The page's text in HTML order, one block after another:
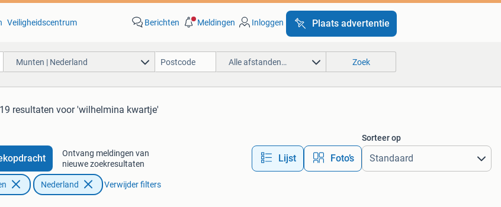
Veiligheidscentrum Berichten Meldingen Inloggen Plaats advertentie
Munten | Nederland Alle afstanden… Zoek
resultaten voor 'wilhelmina kwartje'
Ontvang meldingen van
nieuwe zoekresultaten
Lijst Foto’s
Sorteer op
Nederland Verwijder filters